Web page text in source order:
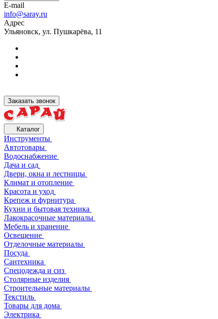
E-mail
info@saray.ru
Адрес
Ульяновск, ул. Пушкарёва, 11
Заказать звонок
Каталог
Инструменты
Автотовары
Водоснабжение
Дача и сад
Двери, окна и лестницы
Климат и отопление
Красота и уход
Крепеж и фурнитура
Кухни и бытовая техника
Лакокрасочные материалы
Мебель и хранение
Освещение
Отделочные материалы
Посуда
Сантехника
Спецодежда и сиз
Столярные изделия
Строительные материалы
Текстиль
Товары для дома
Электрика